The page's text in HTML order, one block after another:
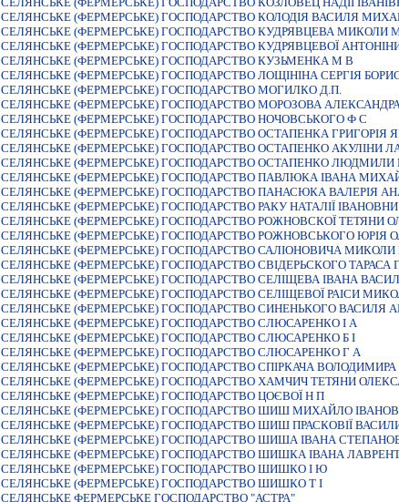
СЕЛЯНСЬКЕ (ФЕРМЕРСЬКЕ) ГОСПОДАРСТВО КОЛОДIЯ ВАСИЛЯ
СЕЛЯНСЬКЕ (ФЕРМЕРСЬКЕ) ГОСПОДАРСТВО КУДРЯВЦЕВА МИКОЛИ
СЕЛЯНСЬКЕ (ФЕРМЕРСЬКЕ) ГОСПОДАРСТВО КУДРЯВЦЕВОЇ
СЕЛЯНСЬКЕ (ФЕРМЕРСЬКЕ) ГОСПОДАРСТВО КУЗЬМЕНКА М В
СЕЛЯНСЬКЕ (ФЕРМЕРСЬКЕ) ГОСПОДАРСТВО ЛОЩIНIНА СЕРГIЯ
СЕЛЯНСЬКЕ (ФЕРМЕРСЬКЕ) ГОСПОДАРСТВО МОГИЛКО Д.П.
СЕЛЯНСЬКЕ (ФЕРМЕРСЬКЕ) ГОСПОДАРСТВО МОРОЗОВА
СЕЛЯНСЬКЕ (ФЕРМЕРСЬКЕ) ГОСПОДАРСТВО НОЧОВСЬКОГО Ф С
СЕЛЯНСЬКЕ (ФЕРМЕРСЬКЕ) ГОСПОДАРСТВО ОСТАПЕНКА ГРИГОРIЯ
СЕЛЯНСЬКЕ (ФЕРМЕРСЬКЕ) ГОСПОДАРСТВО ОСТАПЕНКО АКУЛIНИ
СЕЛЯНСЬКЕ (ФЕРМЕРСЬКЕ) ГОСПОДАРСТВО ОСТАПЕНКО ЛЮДМИЛИ
СЕЛЯНСЬКЕ (ФЕРМЕРСЬКЕ) ГОСПОДАРСТВО ПАВЛЮКА IВАНА
СЕЛЯНСЬКЕ (ФЕРМЕРСЬКЕ) ГОСПОДАРСТВО ПАНАСЮКА ВАЛЕРIЯ
СЕЛЯНСЬКЕ (ФЕРМЕРСЬКЕ) ГОСПОДАРСТВО РАКУ НАТАЛIЇ IВАНОВНИ
СЕЛЯНСЬКЕ (ФЕРМЕРСЬКЕ) ГОСПОДАРСТВО РОЖНОВСКОЇ ТЕТЯНИ
СЕЛЯНСЬКЕ (ФЕРМЕРСЬКЕ) ГОСПОДАРСТВО РОЖНОВСЬКОГО ЮРIЯ
СЕЛЯНСЬКЕ (ФЕРМЕРСЬКЕ) ГОСПОДАРСТВО САЛIОНОВИЧА
СЕЛЯНСЬКЕ (ФЕРМЕРСЬКЕ) ГОСПОДАРСТВО СВIДЕРЬСКОГО ТАРАСА
СЕЛЯНСЬКЕ (ФЕРМЕРСЬКЕ) ГОСПОДАРСТВО СЕЛIЩЕВА IВАНА
СЕЛЯНСЬКЕ (ФЕРМЕРСЬКЕ) ГОСПОДАРСТВО СЕЛIЩЕВОЇ РАIСИ
СЕЛЯНСЬКЕ (ФЕРМЕРСЬКЕ) ГОСПОДАРСТВО СИНЕНЬКОГО ВАСИЛЯ
СЕЛЯНСЬКЕ (ФЕРМЕРСЬКЕ) ГОСПОДАРСТВО СЛЮСАРЕНКО I А
СЕЛЯНСЬКЕ (ФЕРМЕРСЬКЕ) ГОСПОДАРСТВО СЛЮСАРЕНКО Б I
СЕЛЯНСЬКЕ (ФЕРМЕРСЬКЕ) ГОСПОДАРСТВО СЛЮСАРЕНКО Г А
СЕЛЯНСЬКЕ (ФЕРМЕРСЬКЕ) ГОСПОДАРСТВО СПIРКАЧА
СЕЛЯНСЬКЕ (ФЕРМЕРСЬКЕ) ГОСПОДАРСТВО ХАМЧИЧ ТЕТЯНИ
СЕЛЯНСЬКЕ (ФЕРМЕРСЬКЕ) ГОСПОДАРСТВО ЦОЄВОЇ Н П
СЕЛЯНСЬКЕ (ФЕРМЕРСЬКЕ) ГОСПОДАРСТВО ШИШ МИХАЙЛО
СЕЛЯНСЬКЕ (ФЕРМЕРСЬКЕ) ГОСПОДАРСТВО ШИШ ПРАСКОВIЇ
СЕЛЯНСЬКЕ (ФЕРМЕРСЬКЕ) ГОСПОДАРСТВО ШИША IВАНА
СЕЛЯНСЬКЕ (ФЕРМЕРСЬКЕ) ГОСПОДАРСТВО ШИШКА IВАНА
СЕЛЯНСЬКЕ (ФЕРМЕРСЬКЕ) ГОСПОДАРСТВО ШИШКО I Ю
СЕЛЯНСЬКЕ (ФЕРМЕРСЬКЕ) ГОСПОДАРСТВО ШИШКО Т I
СЕЛЯНСЬКЕ ФЕРМЕРСЬКЕ ГОСПОДАРСТВО "АСТРА"